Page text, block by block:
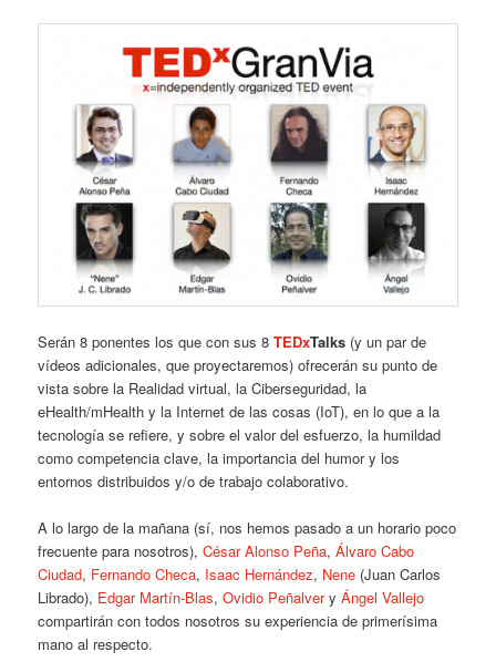
Serán 8 ponentes los que con sus 8TEDxTalks (y un par de
vídeos adicionales, que proyectaremos) ofrecerán su punto de
vista sobre la Realidad virtual, la Ciberseguridad, la
eHealth/mHealth y la Internet de las cosas (IoT), en lo que a la
tecnología se refiere, y sobre el valor del esfuerzo, la humildad
como competencia clave, la importancia del humor y los
entornos distribuidos y/o de trabajo colaborativo.
A lo largo de la mañana (sí, nos hemos pasado a un horario poco
frecuente para nosotros),César Alonso Peña,Álvaro Cabo
Ciudad, Fernando Checa, Isaac Hernández, Nene (Juan Carlos
Librado), Edgar Martín-Blas,Ovidio PeñalveryÁngel Vallejo
compartirán con todos nosotros su experiencia de primerísima
mano al respecto.